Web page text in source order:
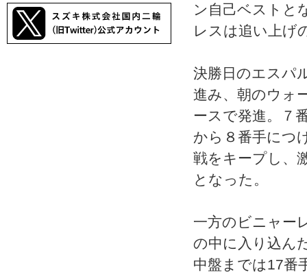
ン自己ベストと
レスは追い上げ
決勝日のエスパ
進み、朝のウォ
ースで発進。７
から８番手につ
戦をキープし、
となった。
一方のビニャー
の中に入り込ん
中盤までは17番